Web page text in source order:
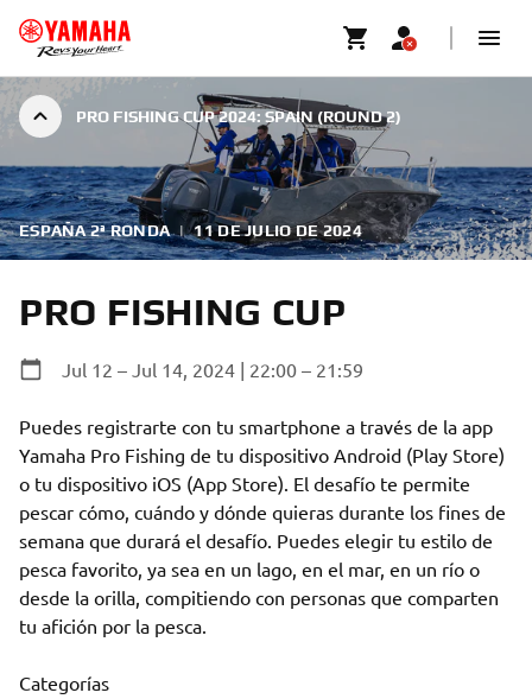
PRO FISHING CUP 2024: SPAIN (ROUND 2)
ESPAÑA 2ª RONDA | 11 DE JULIO DE 2024
PRO FISHING CUP
Jul 12 – Jul 14, 2024 | 22:00 – 21:59
Puedes registrarte con tu smartphone a través de la app
Yamaha Pro Fishing de tu dispositivo Android (Play Store)
o tu dispositivo iOS (App Store). El desafío te permite
pescar cómo, cuándo y dónde quieras durante los fines de
semana que durará el desafío. Puedes elegir tu estilo de
pesca favorito, ya sea en un lago, en el mar, en un río o
desde la orilla, compitiendo con personas que comparten
tu afición por la pesca.
Categorías